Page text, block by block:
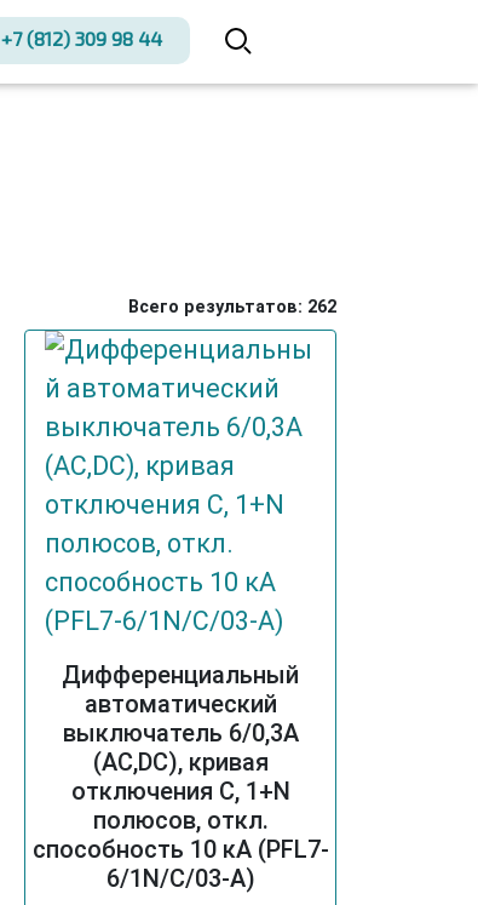
+7 (812) 309 98 44
Всего результатов: 262
Дифференциальный
автоматический
выключатель 6/0,3А
(AC,DC), кривая
отключения С, 1+N
полюсов, откл.
способность 10 кА (PFL7-
6/1N/C/03-A)